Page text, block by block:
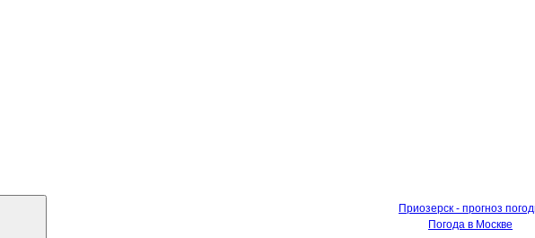
Приозерск - прогноз
Погода в Москве